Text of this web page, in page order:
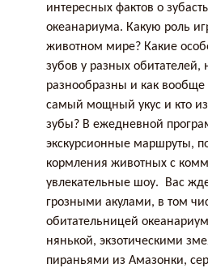
интересных фактов о
океанариума. Какую роль
животном мире? Какие
зубов у разных обитателей,
разнообразны и как вообще
самый мощный укус и кто
зубы? В ежедневной
экскурсионные маршруты,
кормления животных с
увлекательные шоу. Вас
грозными акулами, в том
обитательницей
нянькой, экзотическими
пираньями из Амазонки,